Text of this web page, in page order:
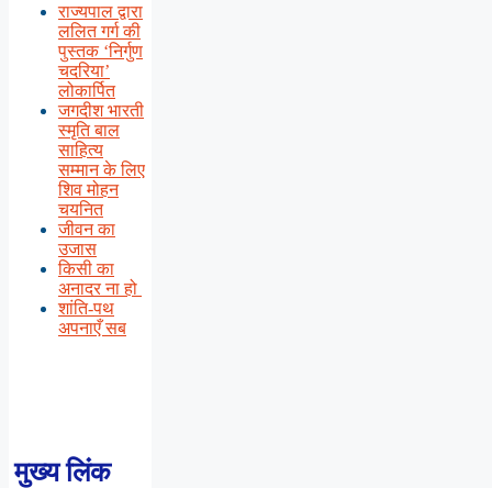
राज्यपाल द्वारा
ललित गर्ग की
पुस्तक ‘निर्गुण
चदरिया’
लोकार्पित
जगदीश भारती
स्मृति बाल
साहित्य
सम्मान के लिए
शिव मोहन
चयनित
जीवन का
उजास
किसी का
अनादर ना हो
शांति-पथ
अपनाएँ सब
मुख्य लिंक